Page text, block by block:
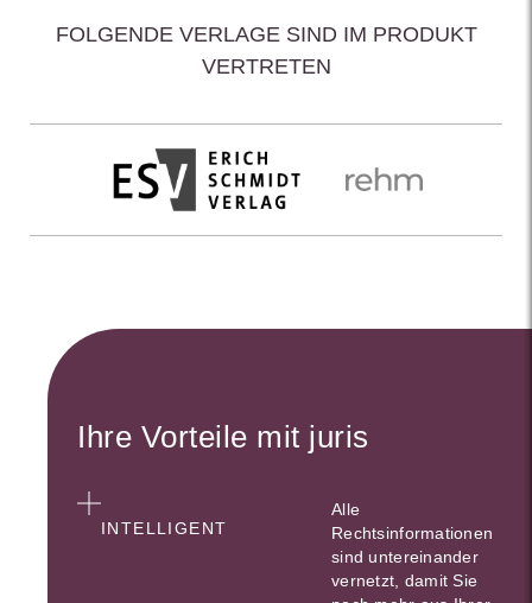
FOLGENDE VERLAGE SIND IM PRODUKT
VERTRETEN
Ihre Vorteile mit juris
INTELLIGENT
Alle
Rechtsinformationen
sind untereinander
vernetzt, damit Sie